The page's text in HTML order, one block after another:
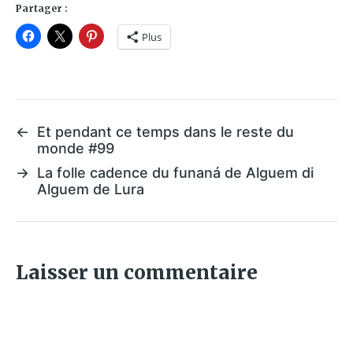
Partager :
Plus
←
Et pendant ce temps dans le reste du
monde #99
→ La folle cadence du funaná de Alguem di
Alguem de Lura
Laisser un commentaire